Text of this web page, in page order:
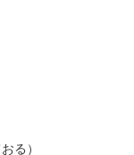
る）